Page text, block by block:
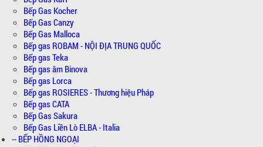
Bếp Gas Kocher
Bếp Gas Canzy
Bếp Gas Malloca
Bếp gas ROBAM - NỘI ĐỊA TRUNG QUỐC
Bếp gas Teka
Bếp gas âm Binova
Bếp gas Lorca
Bếp gas ROSIERES - Thương hiệu Pháp
Bếp gas CATA
Bếp Gas Sakura
Bếp Gas Liền Lò ELBA - Italia
-- BẾP HỒNG NGOẠI